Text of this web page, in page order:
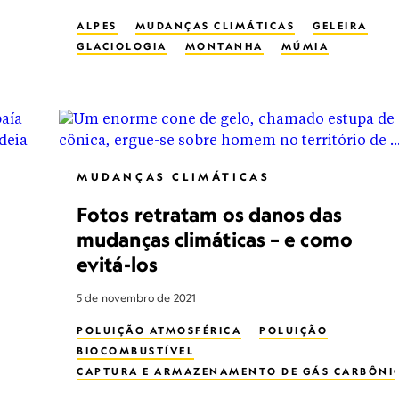
ALPES MUDANÇAS CLIMÁTICAS
GELEIRA
GLACIOLOGIA
MONTANHA MÚMIA
MUDANÇAS CLIMÁTICAS
Fotos retratam os danos das
mudanças climáticas – e como
evitá-los
5 de novembro de 2021
POLUIÇÃO ATMOSFÉRICA
POLUIÇÃO
BIOCOMBUSTÍVEL
CAPTURA E ARMAZENAMENTO DE GÁS